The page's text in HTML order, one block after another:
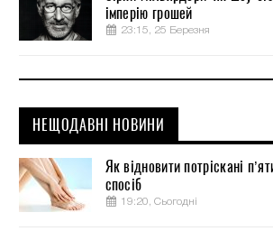
імперію грошей
23:15, 25 Березня
НЕЩОДАВНІ НОВИНИ
Як відновити потріскані
спосіб
19:20, Сьогодні